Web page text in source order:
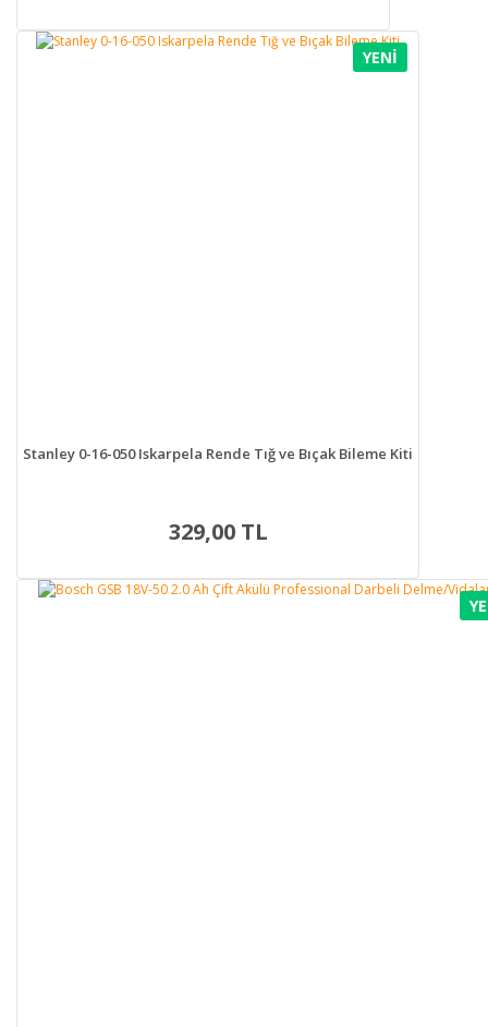
YENİ
Stanley 0-16-050 Iskarpela Rende Tığ ve Bıçak Bileme Kiti
329,00 TL